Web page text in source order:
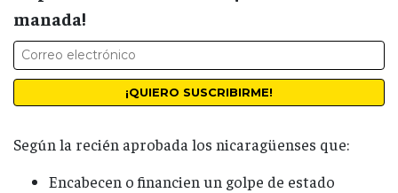
manada!
Según la recién aprobada los nicaragüenses que:
Encabecen o financien un golpe de estado